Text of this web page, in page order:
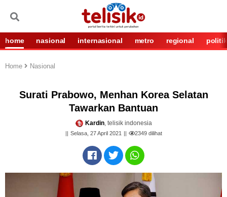
home nasional internasional metro regional politik
Home Nasional
Surati Prabowo, Menhan Korea Selatan
Tawarkan Bantuan
Kardin, telisik indonesia
Selasa, 27 April 2021 2349dilihat